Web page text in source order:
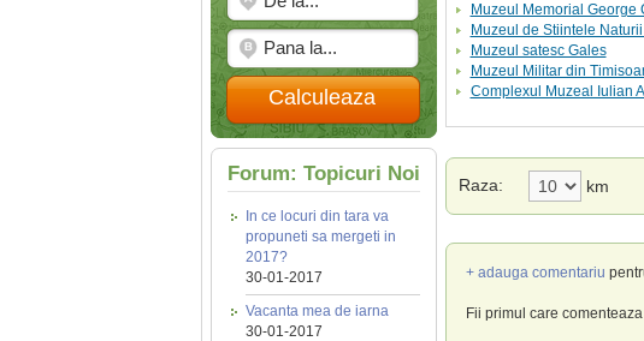
Calculeaza
Forum: Topicuri Noi
In ce locuri din tara va
propuneti sa mergeti in
2017?
30-01-2017
Vacanta mea de iarna
30-01-2017
Muzeul Memorial George
Muzeul de Stiintele Naturii
Muzeul satesc Gales
Muzeul Militar din
Complexul Muzeal Iulian
Raza: km
+ adauga comentariu
Fii primul care